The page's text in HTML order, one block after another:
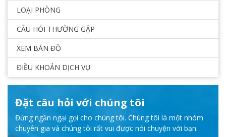
LOẠI PHÒNG
CÂU HỎI THƯỜNG GẶP
XEM BẢN ĐỒ
ĐIỀU KHOẢN DỊCH VỤ
Đặt câu hỏi với chúng tôi
Đừng ngần ngại gọi cho chúng tôi. Chúng tôi là một nhóm
chuyên gia và chúng tôi rất vui được nói chuyện với bạn.